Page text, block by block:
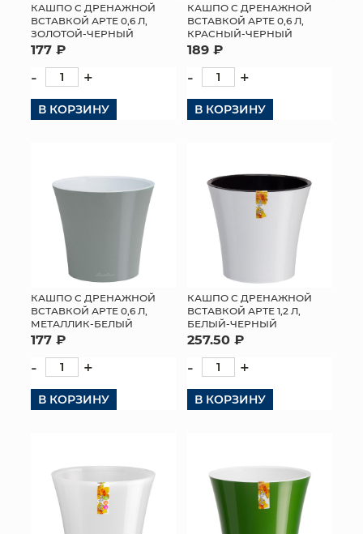
КАШПО С ДРЕНАЖНОЙ
ВСТАВКОЙ АРТЕ 0,6 Л,
ЗОЛОТОЙ-ЧЕРНЫЙ
177 ₽
- +
В КОРЗИНУ
КАШПО С ДРЕНАЖНОЙ
ВСТАВКОЙ АРТЕ 0,6 Л,
КРАСНЫЙ-ЧЕРНЫЙ
189 ₽
- +
В КОРЗИНУ
КАШПО С ДРЕНАЖНОЙ
ВСТАВКОЙ АРТЕ 0,6 Л,
МЕТАЛЛИК-БЕЛЫЙ
177 ₽
- +
В КОРЗИНУ
КАШПО С ДРЕНАЖНОЙ
ВСТАВКОЙ АРТЕ 1,2 Л,
БЕЛЫЙ-ЧЕРНЫЙ
257.50 ₽
- +
В КОРЗИНУ